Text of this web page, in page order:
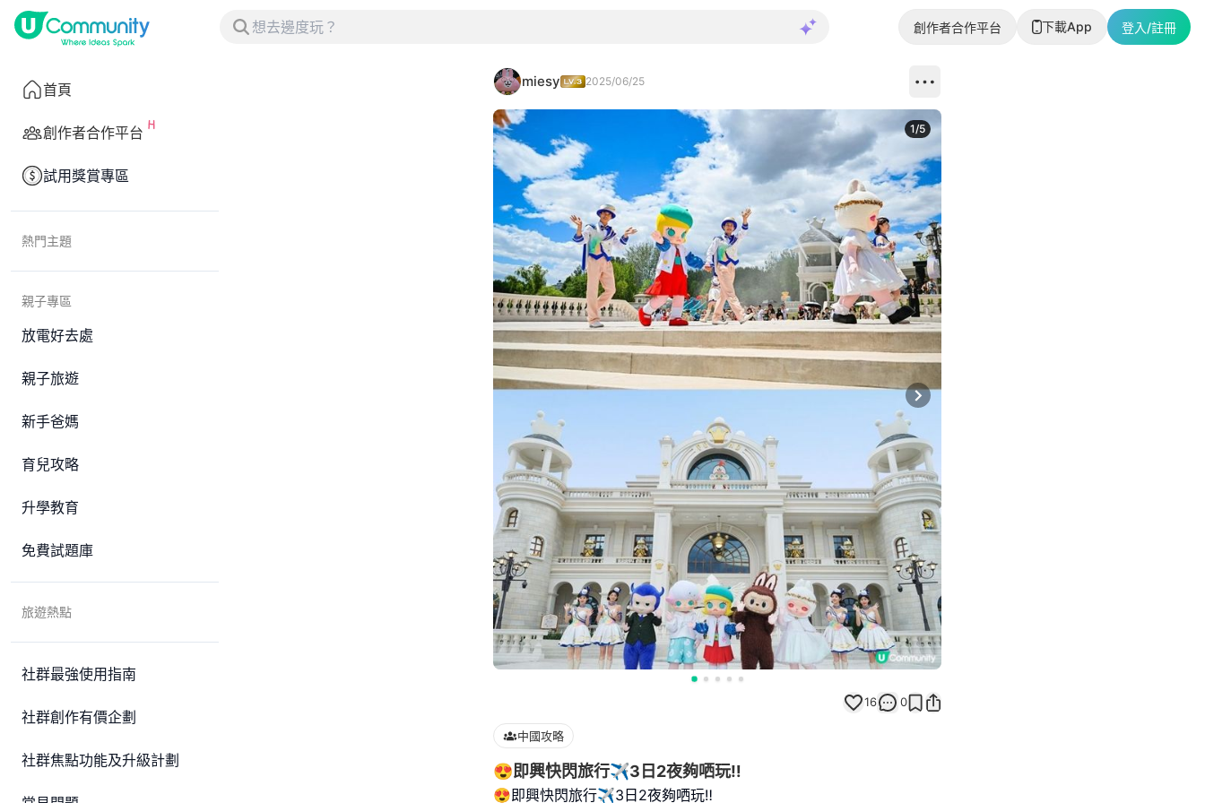
創作者合作平台 下載App 登入/註冊
首頁
創作者合作平台
試用獎賞專區
熱門主題
親子專區
放電好去處
親子旅遊
新手爸媽
育兒攻略
升學教育
免費試題庫
旅遊熱點
社群最強使用指南
社群創作有價企劃
社群焦點功能及升級計劃
miesy 2025/06/25
Next slide
1/5
16 0
中國攻略
😍即興快閃旅行✈️3日2夜夠哂玩‼️
😍即興快閃旅行✈️3日2夜夠哂玩‼️